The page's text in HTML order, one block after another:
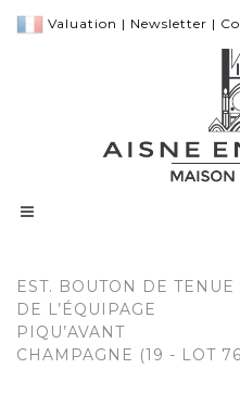
Valuation | Newsletter |
EST. BOUTON DE TENUE
DE L’ÉQUIPAGE
PIQU’AVANT
CHAMPAGNE (19 - LOT 76